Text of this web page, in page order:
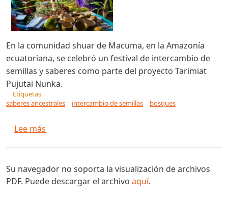
En la comunidad shuar de Macuma, en la Amazonía
ecuatoriana, se celebró un festival de intercambio de
semillas y saberes como parte del proyecto Tarimiat
Pujutai Nunka.
Etiquetas
saberes ancestrales
intercambio de semillas bosques
Lee más
Su navegador no soporta la visualización de archivos
PDF. Puede descargar el archivo aquí.